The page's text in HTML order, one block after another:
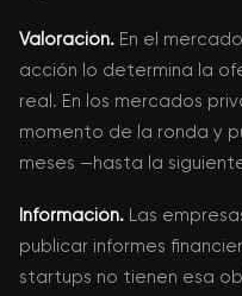
Valoración. En el
acción lo determina la
real. En los mercados
momento de la ronda y
meses —hasta la
Información. Las
publicar informes
startups no tienen esa